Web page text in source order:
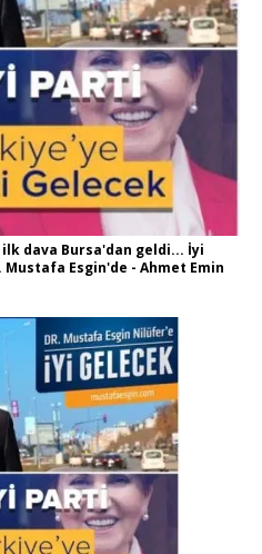
dava Bursa'dan geldi... İyi
Esgin'de - Ahmet Emin